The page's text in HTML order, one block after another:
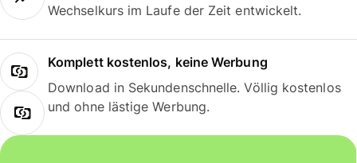
Wechselkurs im Laufe der Zeit entwickelt.
Komplett kostenlos, keine Werbung
Download in Sekundenschnelle. Völlig kostenlos
und ohne lästige Werbung.